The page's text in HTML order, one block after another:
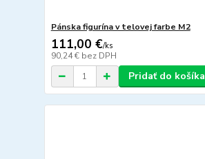
Pánska figurína v telovej farbe M2
111,00 €/ks
90,24 € bez DPH
Pridať do košíka